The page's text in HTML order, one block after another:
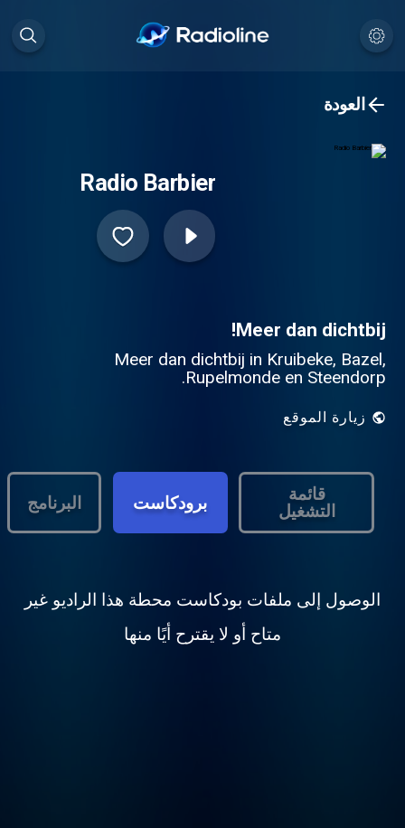
العودة
Radio Barbier
Meer dan dichtbij!
Meer dan dichtbij in Kruibeke, Bazel,
Rupelmonde en Steendorp.
زيارة الموقع
قائمة
التشغيل
برودكاست البرنامج
الوصول إلى ملفات بودكاست محطة هذا الراديو غير
متاح أو لا يقترح أيًا منها